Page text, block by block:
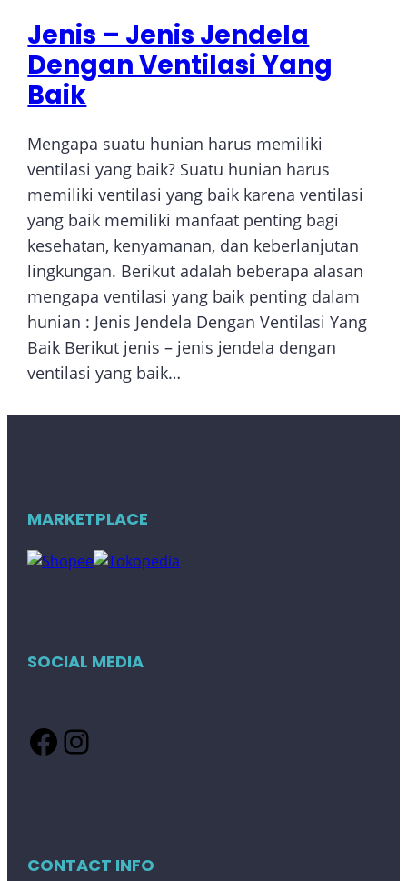
Jenis – Jenis Jendela
Dengan Ventilasi Yang
Baik
Mengapa suatu hunian harus memiliki
ventilasi yang baik? Suatu hunian harus
memiliki ventilasi yang baik karena ventilasi
yang baik memiliki manfaat penting bagi
kesehatan, kenyamanan, dan keberlanjutan
lingkungan. Berikut adalah beberapa alasan
mengapa ventilasi yang baik penting dalam
hunian : Jenis Jendela Dengan Ventilasi Yang
Baik Berikut jenis – jenis jendela dengan
ventilasi yang baik…
MARKETPLACE
SOCIAL MEDIA
Facebook Instagram
CONTACT INFO